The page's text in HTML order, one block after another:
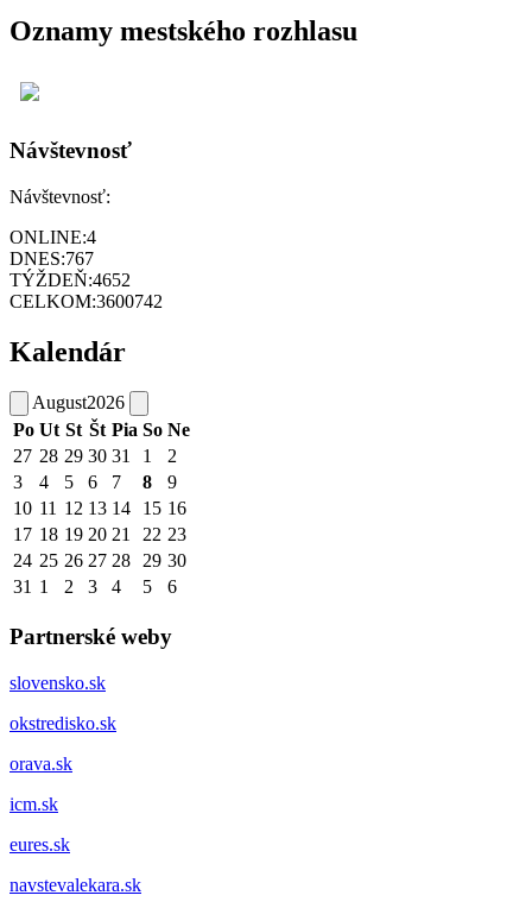
Oznamy mestského rozhlasu
Návštevnosť
Návštevnosť:
ONLINE:4
DNES:767
TÝŽDEŇ:4652
CELKOM:3600742
Kalendár
August2026
Po Ut St Št Pia So Ne
27 28 29 30 31 1
2
3
4 5 6 7 8
9
10 11 12 13 14 15 16
17 18 19 20 21 22 23
24 25 26 27 28 29 30
31 1 2 3 4 5 6
Partnerské weby
slovensko.sk
okstredisko.sk
orava.sk
icm.sk
eures.sk
navstevalekara.sk